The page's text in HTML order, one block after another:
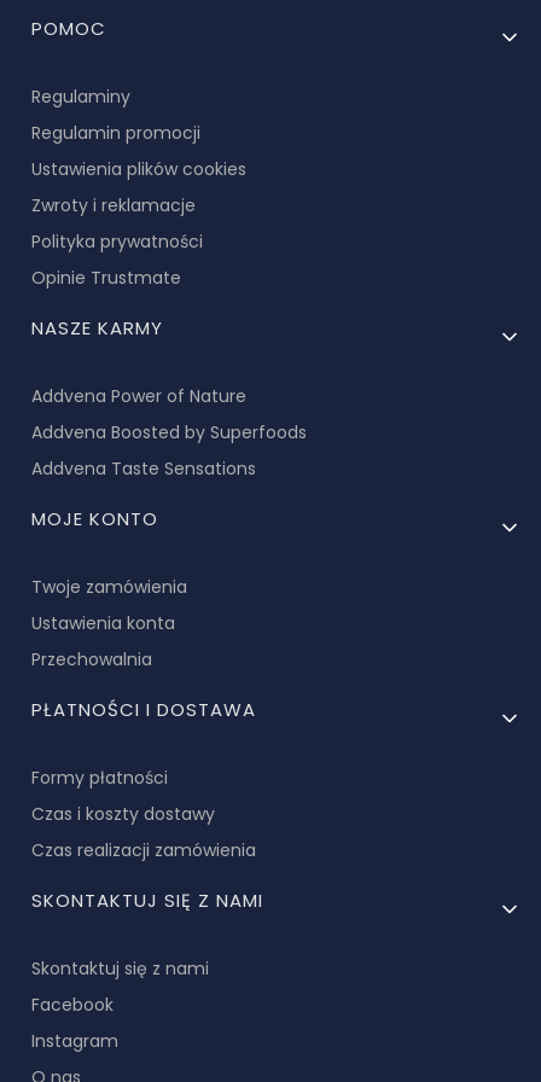
Linki w stopce
POMOC
Regulaminy
Regulamin promocji
Ustawienia plików cookies
Zwroty i reklamacje
Polityka prywatności
Opinie Trustmate
NASZE KARMY
Addvena Power of Nature
Addvena Boosted by Superfoods
Addvena Taste Sensations
MOJE KONTO
Twoje zamówienia
Ustawienia konta
Przechowalnia
PŁATNOŚCI I DOSTAWA
Formy płatności
Czas i koszty dostawy
Czas realizacji zamówienia
SKONTAKTUJ SIĘ Z NAMI
Skontaktuj się z nami
Facebook
Instagram
O nas